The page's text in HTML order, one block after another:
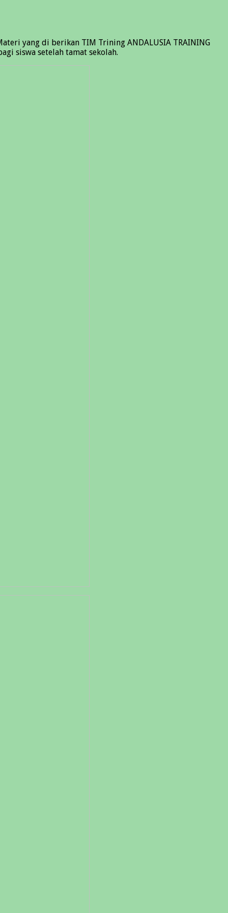
yang di berikan TIM Trining ANDALUSIA TRAINING
siswa setelah tamat sekolah.